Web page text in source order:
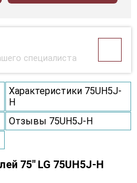
специалиста
Характеристики 75UH5J-
H
Отзывы 75UH5J-H
75" LG 75UH5J-H